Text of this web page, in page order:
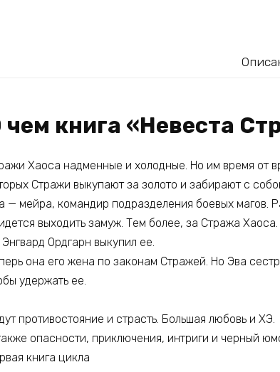
чем книга «Невеста
Хаоса надменные и холодные. Но им время от
Стражи выкупают за золото и забирают с
— мейра, командир подразделения боевых магов.
выходить замуж. Тем более, за Стража Хаоса.
Ордгарн выкупил ее.
она его жена по законам Стражей. Но Эва
удержать ее.
противостояние и страсть. Большая любовь и ХЭ.
опасности, приключения, интриги и черный
книга цикла